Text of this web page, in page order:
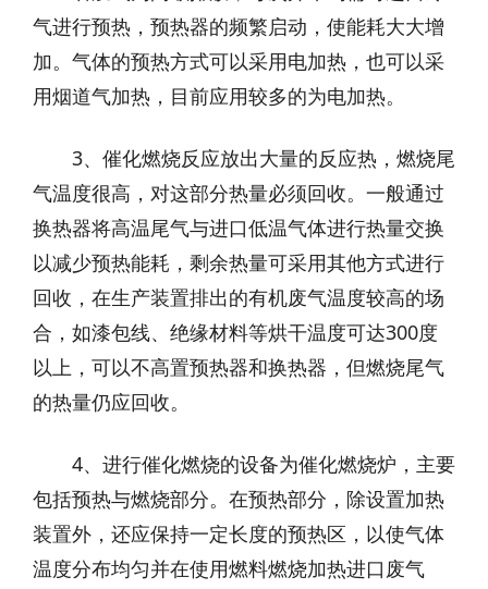
气进行预热，预热器的频繁启动，使能耗大大增
加。气体的预热方式可以采用电加热，也可以采
用烟道气加热，目前应用较多的为电加热。
3、催化燃烧反应放出大量的反应热，燃烧尾
气温度很高，对这部分热量必须回收。一般通过
换热器将高温尾气与进口低温气体进行热量交换
以减少预热能耗，剩余热量可采用其他方式进行
回收，在生产装置排出的有机废气温度较高的场
合，如漆包线、绝缘材料等烘干温度可达300度
以上，可以不高置预热器和换热器，但燃烧尾气
的热量仍应回收。
4、进行催化燃烧的设备为催化燃烧炉，主要
包括预热与燃烧部分。在预热部分，除设置加热
装置外，还应保持一定长度的预热区，以使气体
温度分布均匀并在使用燃料燃烧加热进口废气